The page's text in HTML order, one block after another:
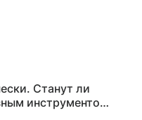
Станут ли
инструментом